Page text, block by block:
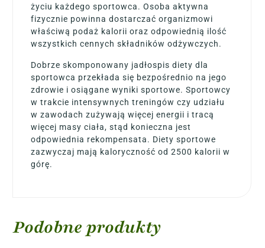
życiu każdego sportowca. Osoba aktywna
fizycznie powinna dostarczać organizmowi
właściwą podaż kalorii oraz odpowiednią ilość
wszystkich cennych składników odżywczych.
Dobrze skomponowany jadłospis diety dla
sportowca przekłada się bezpośrednio na jego
zdrowie i osiągane wyniki sportowe. Sportowcy
w trakcie intensywnych treningów czy udziału
w zawodach zużywają więcej energii i tracą
więcej masy ciała, stąd konieczna jest
odpowiednia rekompensata. Diety sportowe
zazwyczaj mają kaloryczność od 2500 kalorii w
górę.
Podobne produkty